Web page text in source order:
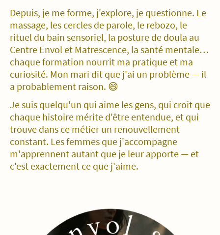
Depuis, je me forme, j'explore, je questionne. Le
massage, les cercles de parole, le rebozo, le
rituel du bain sensoriel, la posture de doula au
Centre Envol et Matrescence, la santé mentale…
chaque formation nourrit ma pratique et ma
curiosité. Mon mari dit que j'ai un problème — il
a probablement raison. 😄
Je suis quelqu'un qui aime les gens, qui croit que
chaque histoire mérite d'être entendue, et qui
trouve dans ce métier un renouvellement
constant. Les femmes que j'accompagne
m'apprennent autant que je leur apporte — et
c'est exactement ce que j'aime.